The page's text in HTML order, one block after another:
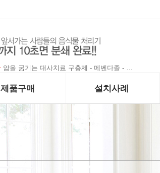
폰테크 처벌≫ 클릭 랭킹 Best 5 보기~!
제품구매
설치사례